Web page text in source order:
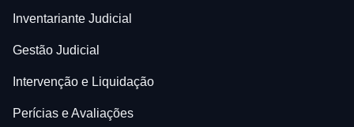
Inventariante Judicial
Gestão Judicial
Intervenção e Liquidação
Perícias e Avaliações